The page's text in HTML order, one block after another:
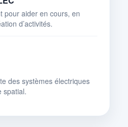
pour aider en cours, en
d’activités.
des systèmes électriques
spatial.